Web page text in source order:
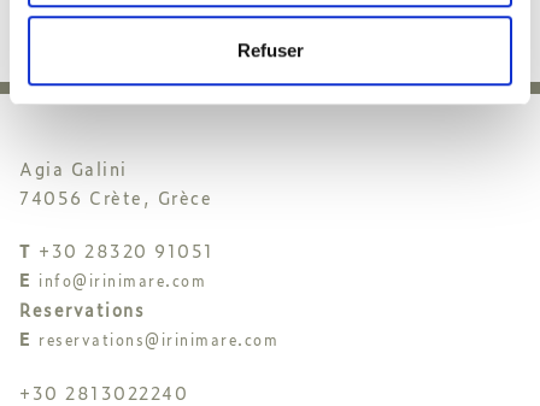
Refuser
Agia Galini
74056 Crète, Grèce
T +30 28320 91051
E info@irinimare.com
Reservations
E reservations@irinimare.com
+30 2813022240